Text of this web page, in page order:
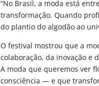
“No Brasil, a moda está
transformação. Quando
do plantio do algodão ao
O festival mostrou que a
colaboração, da inovação e
A moda que queremos ver
consciência — e que